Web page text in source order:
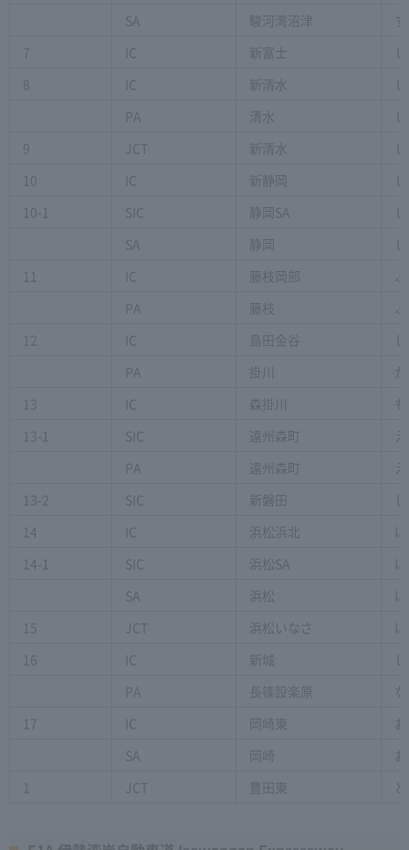
SA
駿河湾沼津
7
IC 新富士
8
IC 新清水
PA
清水
9
JCT 新清水
10
IC 新静岡
10-1
SIC 静岡SA
SA
静岡
11
IC 藤枝岡部
PA
藤枝
12
IC 島田金谷
PA
掛川
13
IC 森掛川
13-1
SIC 遠州森町
PA
遠州森町
13-2
SIC 新磐田
14
IC 浜松浜北
14-1
SIC 浜松SA
SA
浜松
15
JCT 浜松いなさ
16
IC 新城
PA
長篠設楽原
17
IC 岡崎東
SA
岡崎
1
JCT 豊田東